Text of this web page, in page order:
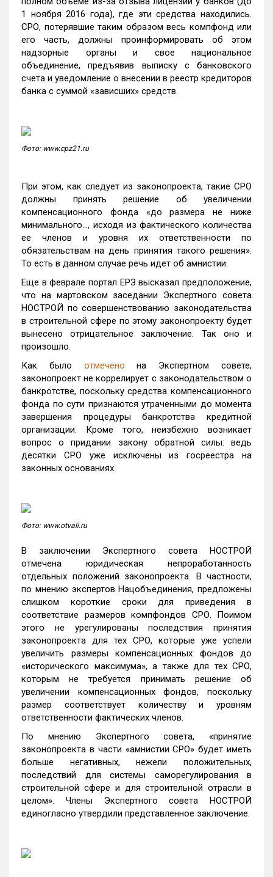
1 ноября 2016 года), где эти средства находились.
СРО, потерявшие таким образом весь компфонд или
его часть, должны проинформировать об этом
надзорные органы и свое национальное
объединение, предъявив выписку с банковского
счета и уведомление о внесении в реестр кредиторов
банка с суммой «зависших» средств.
Фото: www.cpz21.ru
При этом, как следует из законопроекта, такие СРО
должны принять решение об увеличении
компенсационного фонда «до размера не ниже
минимального…, исходя из фактического количества
ее членов и уровня их ответственности по
обязательствам на день принятия такого решения».
То есть в данном случае речь идет об амнистии.
Еще в феврале портал ЕРЗ высказал предположение,
что на мартовском заседании Экспертного совета
НОСТРОЙ по совершенствованию законодательства
в строительной сфере по этому законопроекту будет
вынесено отрицательное заключение. Так оно и
произошло.
Как было отмечено на Экспертном совете,
законопроект не коррелирует с законодательством о
банкротстве, поскольку средства компенсационного
фонда по сути признаются утраченными до момента
завершения процедуры банкротства кредитной
организации. Кроме того, неизбежно возникает
вопрос о придании закону обратной силы: ведь
десятки СРО уже исключены из госреестра на
законных основаниях.
Фото: www.otvali.ru
В заключении Экспертного совета НОСТРОЙ
отмечена юридическая непроработанность
отдельных положений законопроекта. В частности,
по мнению экспертов Нацобъединения, предложены
слишком короткие сроки для приведения в
соответствие размеров компфондов СРО. Поимом
этого не урегулированы последствия принятия
законопроекта для тех СРО, которые уже успели
увеличить размеры компенсационных фондов до
«исторического максимума», а также для тех СРО,
которым не требуется принимать решение об
увеличении компенсационных фондов, поскольку
размер соответствует количеству и уровням
ответственности фактических членов.
По мнению Экспертного совета, «принятие
законопроекта в части «амнистии СРО» будет иметь
больше негативных, нежели положительных,
последствий для системы саморегулирования в
строительной сфере и для строительной отрасли в
целом». Члены Экспертного совета НОСТРОЙ
единогласно утвердили представленное заключение.